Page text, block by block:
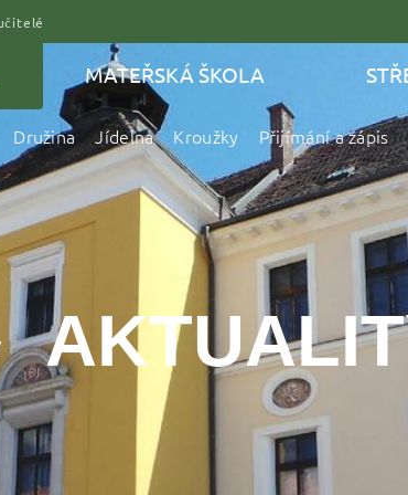
MATEŘSKÁ ŠKOLA
Družina Jídelna Kroužky Přijímání a zápis